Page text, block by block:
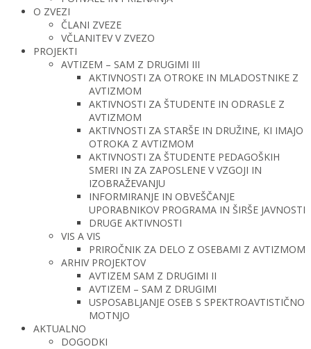
O ZVEZI
ČLANI ZVEZE
VČLANITEV V ZVEZO
PROJEKTI
AVTIZEM – SAM Z DRUGIMI III
AKTIVNOSTI ZA OTROKE IN MLADOSTNIKE Z
AVTIZMOM
AKTIVNOSTI ZA ŠTUDENTE IN ODRASLE Z
AVTIZMOM
AKTIVNOSTI ZA STARŠE IN DRUŽINE, KI IMAJO
OTROKA Z AVTIZMOM
AKTIVNOSTI ZA ŠTUDENTE PEDAGOŠKIH
SMERI IN ZA ZAPOSLENE V VZGOJI IN
IZOBRAŽEVANJU
INFORMIRANJE IN OBVEŠČANJE
UPORABNIKOV PROGRAMA IN ŠIRŠE JAVNOSTI
DRUGE AKTIVNOSTI
VIS A VIS
PRIROČNIK ZA DELO Z OSEBAMI Z AVTIZMOM
ARHIV PROJEKTOV
AVTIZEM SAM Z DRUGIMI II
AVTIZEM – SAM Z DRUGIMI
USPOSABLJANJE OSEB S SPEKTROAVTISTIČNO
MOTNJO
AKTUALNO
DOGODKI